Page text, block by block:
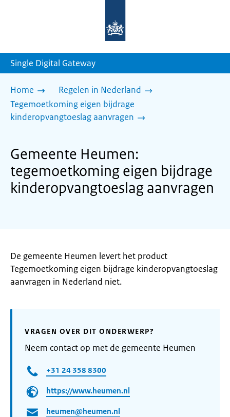
homepage
Single Digital Gateway
Home
Regelen in Nederland
Tegemoetkoming eigen bijdrage
kinderopvangtoeslag aanvragen
Gemeente Heumen:
tegemoetkoming eigen bijdrage
kinderopvangtoeslag aanvragen
De gemeente Heumen levert het product
Tegemoetkoming eigen bijdrage kinderopvangtoeslag
aanvragen in Nederland niet.
VRAGEN OVER DIT ONDERWERP?
Neem contact op met de gemeente Heumen
+31 24 358 8300
https://www.heumen.nl
heumen@heumen.nl